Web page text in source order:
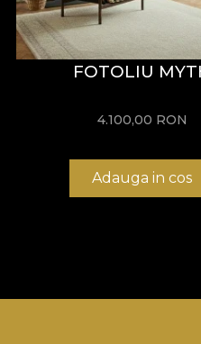
**House of VLAdiLA
care se ridica la cele mai
FOTOLIU
4.100,00 RON
Adauga in cos